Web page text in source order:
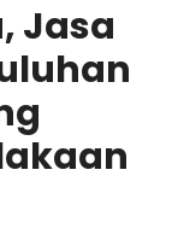
Jasa